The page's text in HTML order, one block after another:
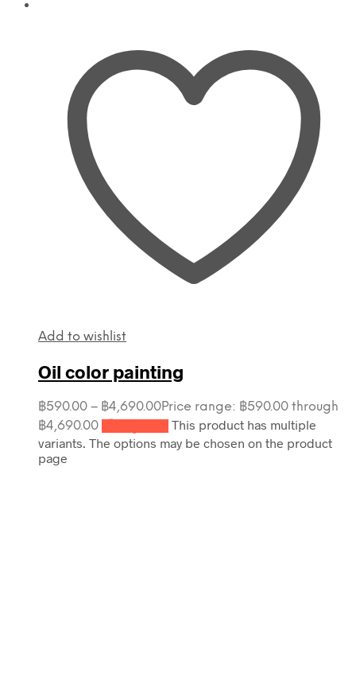
Add to wishlist
Oil color painting
฿590.00 – ฿4,690.00Price range: ฿590.00 through
฿4,690.00
This product has multiple
variants. The options may be chosen on the product
page